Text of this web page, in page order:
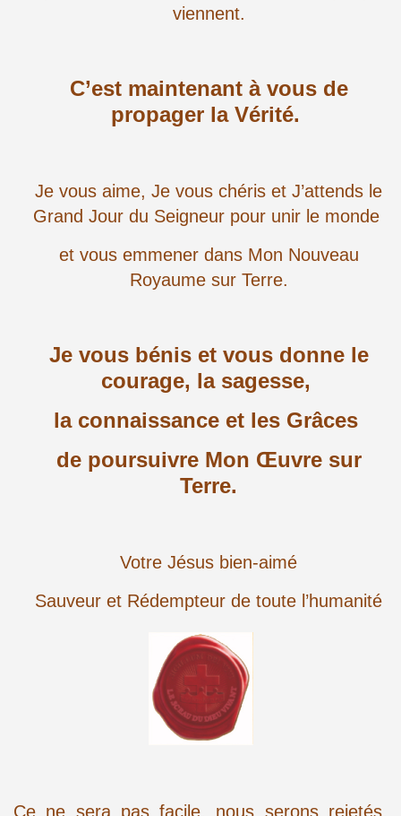
viennent.
C’est maintenant à vous de
propager la Vérité.
Je vous aime, Je vous chéris et J’attends le
Grand Jour du Seigneur pour unir le monde
et vous emmener dans Mon Nouveau
Royaume sur Terre.
Je vous bénis et vous donne le
courage, la sagesse,
la connaissance et les Grâces
de poursuivre Mon Œuvre sur
Terre.
Votre Jésus bien-aimé
Sauveur et Rédempteur de toute l’humanité
Ce ne sera pas facile, nous serons rejetés,